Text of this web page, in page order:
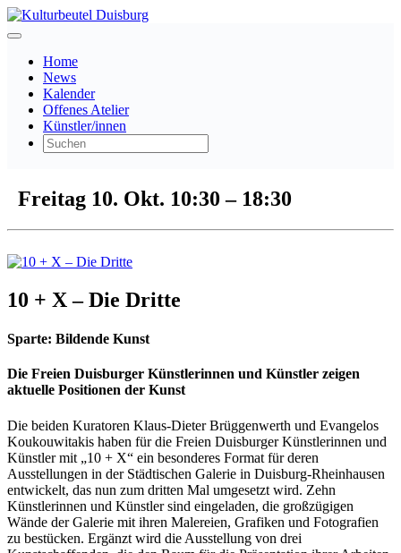
Home
News
Kalender
Offenes Atelier
Künstler/innen
Freitag 10. Okt. 10:30 – 18:30
10 + X – Die Dritte
Sparte: Bildende Kunst
Die Freien Duisburger Künstlerinnen und Künstler zeigen
aktuelle Positionen der Kunst
Die beiden Kuratoren Klaus-Dieter Brüggenwerth und Evangelos
Koukouwitakis haben für die Freien Duisburger Künstlerinnen und
Künstler mit „10 + X“ ein besonderes Format für deren
Ausstellungen in der Städtischen Galerie in Duisburg-Rheinhausen
entwickelt, das nun zum dritten Mal umgesetzt wird. Zehn
Künstlerinnen und Künstler sind eingeladen, die großzügigen
Wände der Galerie mit ihren Malereien, Grafiken und Fotografien
zu bestücken. Ergänzt wird die Ausstellung von drei